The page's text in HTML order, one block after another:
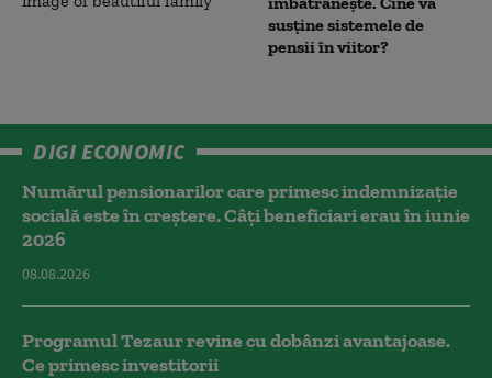
susține sistemele de
pensii în viitor?
DIGI ECONOMIC
Numărul pensionarilor care primesc indemnizaţie
socială este în creștere. Câți beneficiari erau în iunie
2026
08.08.2026
Programul Tezaur revine cu dobânzi avantajoase.
Ce primesc investitorii